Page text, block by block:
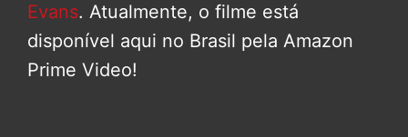
Evans. Atualmente, o filme está
disponível aqui no Brasil pela Amazon
Prime Video!